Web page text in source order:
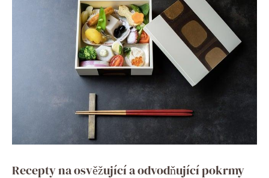
Recepty na osvěžující a odvodňující pokrmy